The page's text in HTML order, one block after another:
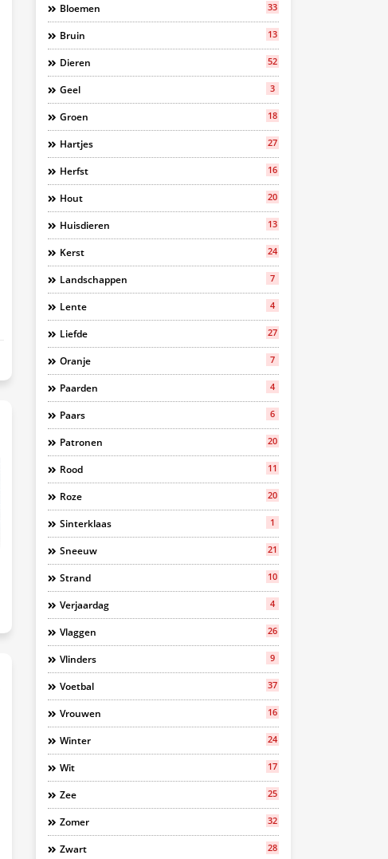
Bloemen 33
Bruin 13
Dieren 52
Geel 3
Groen 18
Hartjes 27
Herfst 16
Hout 20
Huisdieren 13
Kerst 24
Landschappen 7
Lente 4
Liefde 27
Oranje 7
Paarden 4
Paars 6
Patronen 20
Rood 11
Roze 20
Sinterklaas 1
Sneeuw 21
Strand 10
Verjaardag 4
Vlaggen 26
Vlinders 9
Voetbal 37
Vrouwen 16
Winter 24
Wit 17
Zee 25
Zomer 32
Zwart 28